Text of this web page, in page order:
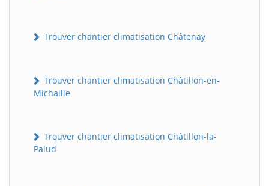
Trouver chantier climatisation Châtenay
Trouver chantier climatisation Châtillon-en-
Michaille
Trouver chantier climatisation Châtillon-la-
Palud